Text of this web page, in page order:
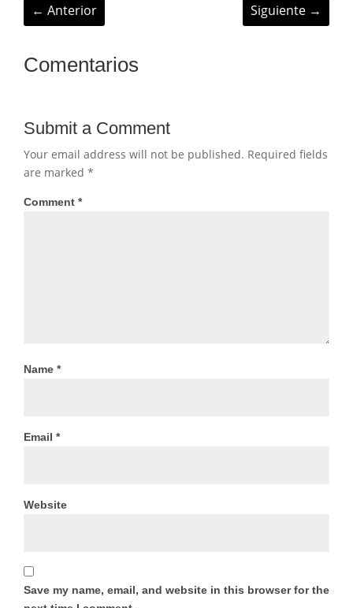
← Anterior Siguiente →
Comentarios
Submit a Comment
Your email address will not be published. Required fields
are marked *
Comment *
Name *
Email *
Website
Save my name, email, and website in this browser for the